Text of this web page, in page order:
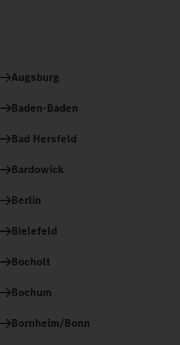
Augsburg
Baden-Baden
Bad Hersfeld
Bardowick
Berlin
Bielefeld
Bocholt
Bochum
Bornheim/Bonn